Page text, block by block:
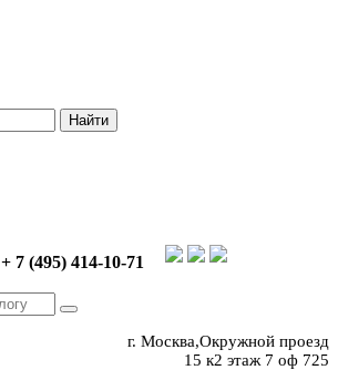
+ 7 (495) 414-10-71
г. Москва,Окружной проезд
15 к2 этаж 7 оф 725